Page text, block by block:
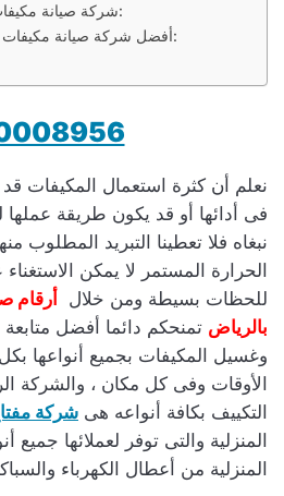
شركة صيانة مكيفات جري بالرياض:
أفضل شركة صيانة مكيفات سبليت بالرياض:
نعلم أن كثرة استعمال المكيفات
فى أدائها أو قد يكون طريقة
نبغاه فلا تعطينا التبريد المطلوب
الحرارة المستمر لا يمكن
للحظات بسيطة ومن خلال
أرقام
بالرياض تمنحكم دائما أفضل
وغسيل المكيفات بجميع أنواعها
الأوقات وفى كل مكان ، والشركة
التكييف بكافة أنواعه هى شركة
المنزلية والتى توفر لعملائها جميع
المنزلية من أعطال الكهرباء